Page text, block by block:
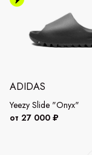
ADIDAS
Yeezy Slide "Onyx"
от 27 000 ₽